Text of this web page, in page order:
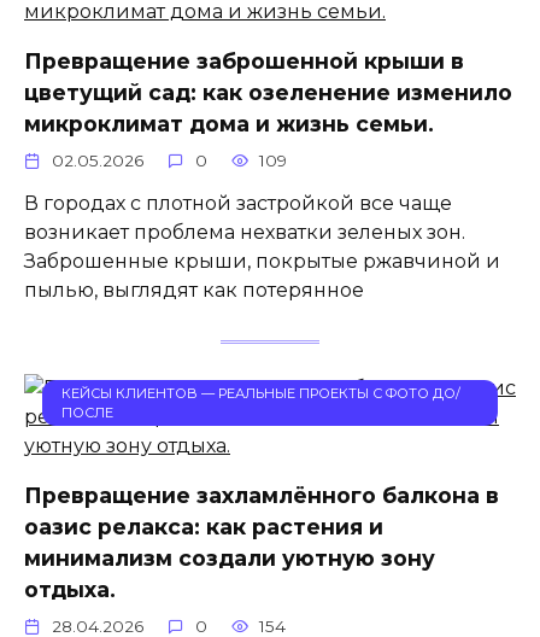
Превращение заброшенной крыши в
цветущий сад: как озеленение изменило
микроклимат дома и жизнь семьи.
02.05.2026 0 109
В городах с плотной застройкой все чаще
возникает проблема нехватки зеленых зон.
Заброшенные крыши, покрытые ржавчиной и
пылью, выглядят как потерянное
КЕЙСЫ КЛИЕНТОВ — РЕАЛЬНЫЕ ПРОЕКТЫ С ФОТО ДО/
ПОСЛЕ
Превращение захламлённого балкона в
оазис релакса: как растения и
минимализм создали уютную зону
отдыха.
28.04.2026 0 154